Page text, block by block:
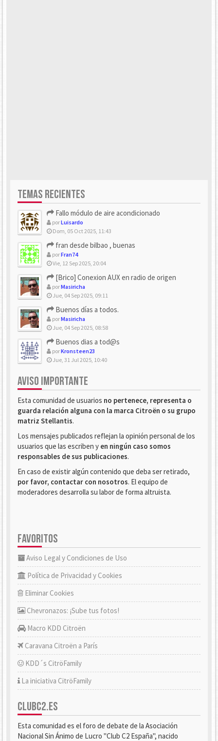
TEMAS RECIENTES
Fallo módulo de aire acondicionado
porLuisardo
Dom, 05 Oct 2025, 11:43
fran desde bilbao , buenas
porFran74
Vie, 12 Sep 2025, 20:04
[Brico] Conexion AUX en radio de origen
porMasiricha
Jue, 04 Sep 2025, 09:11
Buenos días a todos.
porMasiricha
Jue, 04 Sep 2025, 08:58
Buenos dias a tod@s
porKronsteen23
Jue, 31 Jul 2025, 10:40
AVISO IMPORTANTE
Esta comunidad de usuarios no pertenece, representa o
guarda relación alguna con la marca Citroën o su grupo
matriz Stellantis.
Los mensajes publicados reflejan la opinión personal de los
usuarios que las escriben y en ningún caso somos
responsables de sus publicaciones.
En caso de existir algún contenido que deba ser retirado,
por favor, contactar con nosotros. El equipo de
moderadores desarrolla su labor de forma altruista.
FAVORITOS
Aviso Legal y Condiciones de Uso
Política de Privacidad y Cookies
Eliminar Cookies
Chevronazos: ¡Sube tus fotos!
Macro KDD Citroën
Caravana Citroën a París
KDD´s CitröFamily
La iniciativa CitröFamily
CLUBC2.ES
Esta comunidad es el foro de debate de la Asociación
Nacional Sin Ánimo de Lucro "Club C2 España", nacido